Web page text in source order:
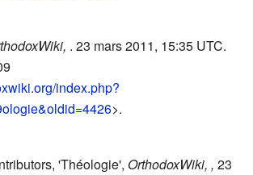
. 23 mars 2011, 15:35 UTC.
index.php?
>.
'Théologie', OrthodoxWiki, , 23